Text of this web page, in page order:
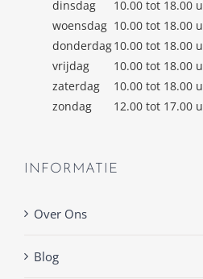
dinsdag
10.00 tot 18.00 u
woensdag 10.00 tot 18.00 u
donderdag10.00 tot 18.00 u
vrijdag
10.00 tot 18.00 u
zaterdag
10.00 tot 18.00 u
zondag
12.00 tot 17.00 u
INFORMATIE
Over Ons
Blog